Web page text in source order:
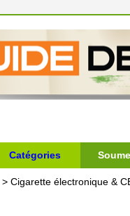
Catégories
> Cigarette électronique &